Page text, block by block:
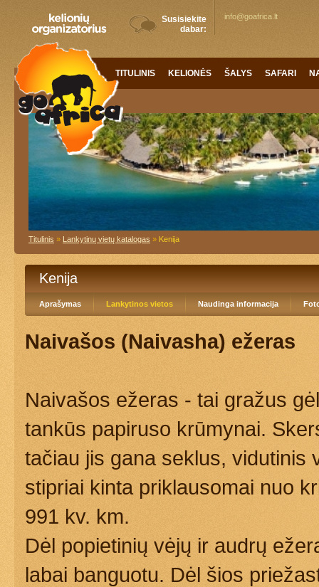
Susisiekite
dabar:
info@goafrica.lt
TITULINIS KELIONĖS ŠALYS SAFARI
Titulinis » Lankytinų vietų katalogas » Kenija
Kenija
Aprašymas Lankytinos vietos Naudinga informacija
Naivašos (Naivasha) ežeras
Naivašos ežeras - tai gražus
tankūs papiruso krūmynai.
tačiau jis gana seklus, vidutinis
stipriai kinta priklausomai nuo
991 kv. km.
Dėl popietinių vėjų ir audrų
labai banguotu. Dėl šios